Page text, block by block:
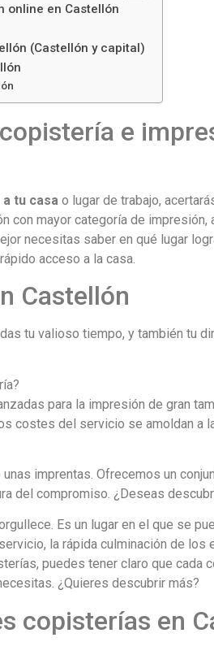
online en Castellón
(Castellón y capital)
e
tu casa o lugar de trabajo,
mayor categoría de impresión,
necesitas saber en qué lugar
acceso a la casa.
Castellón
tu valioso tiempo, y también tu
para la impresión de gran
costes del servicio se amoldan a
imprentas. Ofrecemos un
del compromiso. ¿Deseas
Es un lugar en el que se
la rápida culminación de los
puedes tener claro que cada
¿Quieres descubrir más?
copisterías en